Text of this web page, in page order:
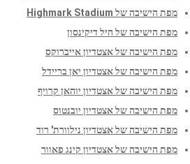
מפת הישיבה של Highmark Stadium
מפת הישיבה של היל דיקינסון
מפת הישיבה של אצטדיון אייברוקס
מפת הישיבה של אצטדיון יאן בריידל
מפת הישיבה של אצטדיון יוהאן קרויף
מפת הישיבה של אצטדיון יובנטוס
מפת הישיבה של אצטדיון נילוורת' רוד
מפת הישיבה של אצטדיון קינג פאוור